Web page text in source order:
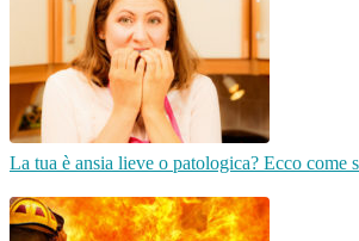
La tua è ansia lieve o patologica? Ecco come